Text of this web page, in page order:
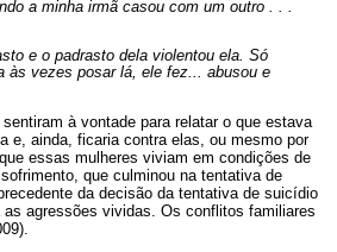
a minha irmã casou com um outro . . .
e o padrasto dela violentou ela. Só
às vezes posar lá, ele fez... abusou e
à vontade para relatar o que estava
e, ainda, ficaria contra elas, ou mesmo por
essas mulheres viviam em condições de
que culminou na tentativa de
da decisão da tentativa de suicídio
agressões vividas. Os conflitos familiares